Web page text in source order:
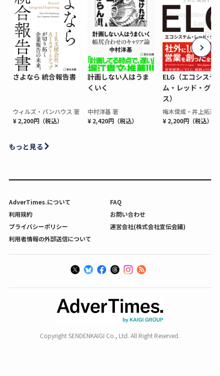
さよなら 統合報告書
ウィルズ・パンハウス 著
¥ 2,200円（税込）
計画しない人はうま
くいく
中村洋基 著
¥ 2,420円（税込）
ELG（エコシステ
ム・レッド・グロ
ス）
梅木俊成・井上拓海
¥ 2,200円（税込）
もっと見る
AdverTimes.について
FAQ
利用規約
お問い合わせ
プライバシーポリシー
運営会社(株式会社宣伝会議)
利用者情報の外部送信について
Copyright SENDENKAIGI Co., Ltd. All Right Reserved.